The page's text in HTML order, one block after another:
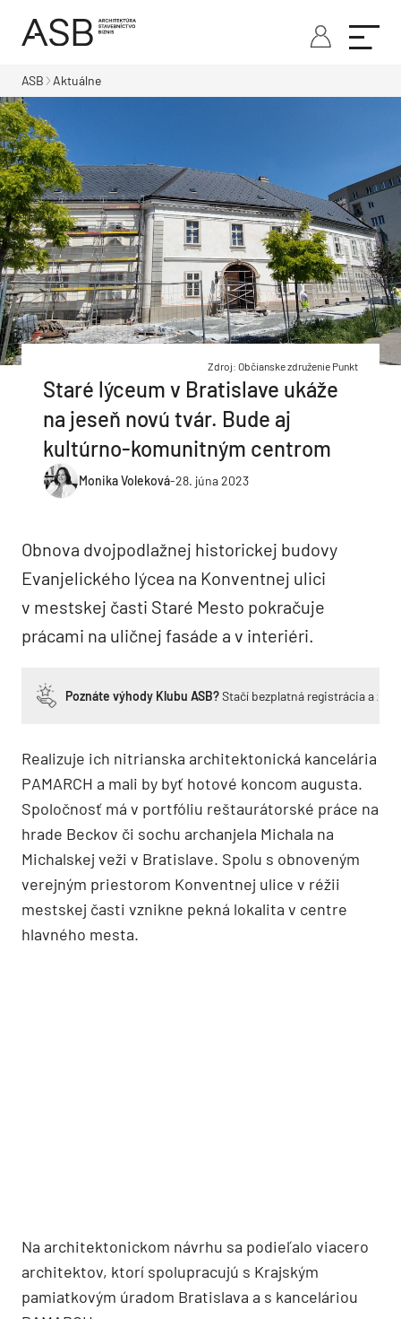
ASB Aktuálne
Zdroj: Občianske združenie Punkt
Staré lýceum v Bratislave ukáže
na jeseň novú tvár. Bude aj
kultúrno-komunitným centrom
Monika Voleková-28. júna 2023
Obnova dvojpodlažnej historickej budovy
Evanjelického lýcea na Konventnej ulici
v mestskej časti Staré Mesto pokračuje
prácami na uličnej fasáde a v interiéri.
Poznáte výhody Klubu ASB?Stačí bezplatná registrácia a
Realizuje ich nitrianska architektonická kancelária
PAMARCH a mali by byť hotové koncom augusta.
Spoločnosť má v portfóliu reštaurátorské práce na
hrade Beckov či sochu archanjela Michala na
Michalskej veži v Bratislave. Spolu s obnoveným
verejným priestorom Konventnej ulice v réžii
mestskej časti vznikne pekná lokalita v centre
hlavného mesta.
Na architektonickom návrhu sa podieľalo viacero
architektov, ktorí spolupracujú s Krajským
pamiatkovým úradom Bratislava a s kanceláriou